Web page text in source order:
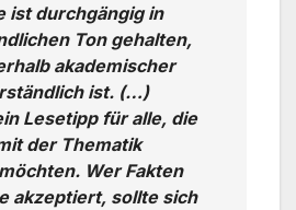
ist durchgängig in
Ton gehalten,
akademischer
ist. (…)
Lesetipp für alle, die
der Thematik
Wer Fakten
akzeptiert, sollte sich